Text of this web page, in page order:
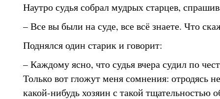
Наутро судья собрал мудрых старцев,
– Все вы были на суде, все всё знаете. Что
Поднялся один старик и говорит:
– Каждому ясно, что судья вчера судил по
Только вот гложут меня сомнения: отродясь
какой-нибудь хозяин с такой тщательностью